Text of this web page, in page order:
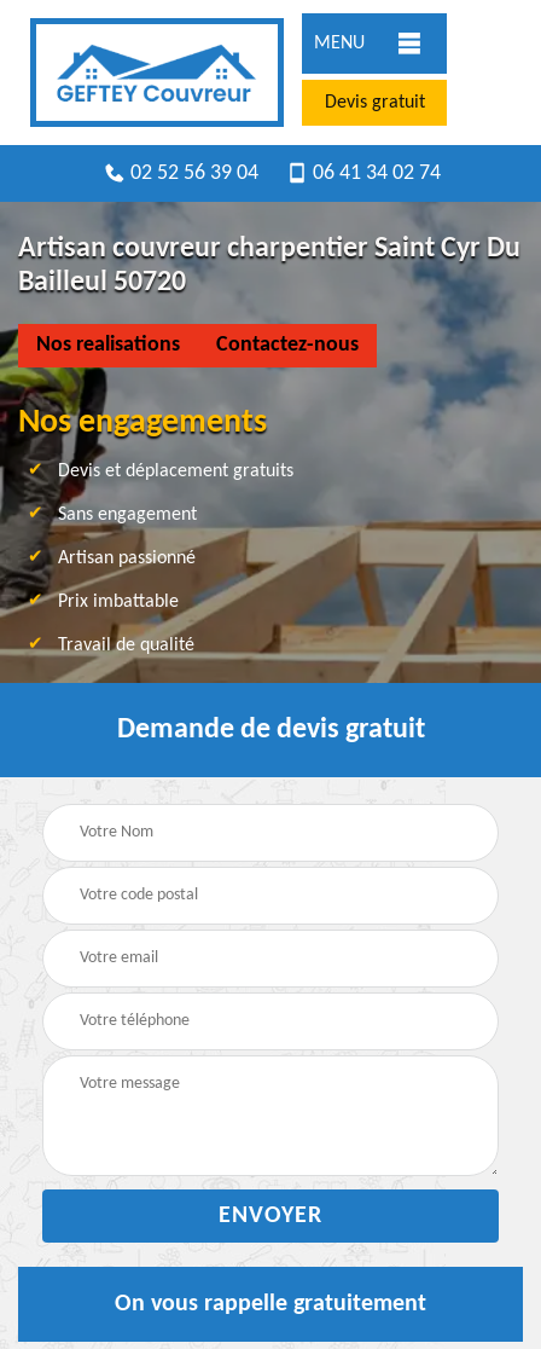
MENU
Devis gratuit
02 52 56 39 04 06 41 34 02 74
Artisan couvreur charpentier Saint Cyr Du
Bailleul 50720
Nos realisations Contactez-nous
Nos engagements
Devis et déplacement gratuits
Sans engagement
Artisan passionné
Prix imbattable
Travail de qualité
Demande de devis gratuit
On vous rappelle gratuitement